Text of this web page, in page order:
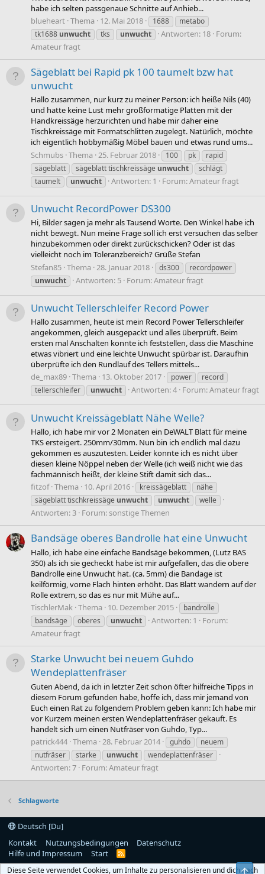
habe ich selten passgenaue Schnitte auf Anhieb...
blueheart Thema 12. Mai 2018 1688
metabo
tk1688 unwucht tks unwucht Antworten: 18 Forum:
Amateur fragt
Sägeblatt bei Rapid pk 100 taumelt bzw hat
unwucht
Hallo zusammen, nur kurz zu meiner Person: ich heiße Nils (40)
und hatte keine Lust mehr großformatige Platten mit der
Handkreissäge herzurichten und habe mir daher eine
Tischkreissäge mit Formatschlitten zugelegt. Natürlich, möchte
ich eigentlich hobbymäßig Möbel bauen und etwas rund ums...
Schmubs Thema 25. Februar 2018 100 pk
rapid
sägeblatt
sägeblatt tischkreissäge unwucht
schlägt
taumelt
unwucht Antworten: 1 Forum:Amateur fragt
Unwucht RecordPower DS300
Hi, Bilder sagen ja mehr als Tausend Worte. Den Winkel habe ich
nicht bewegt. Nun meine Frage soll ich erst versuchen das selber
hinzubekommen oder direkt zurückschicken? Oder ist das
vielleicht noch im Toleranzbereich? Grüße Stefan
Stefan85 Thema 28. Januar 2018 ds300
recordpower
unwucht
Antworten: 5 Forum:Amateur fragt
Unwucht Tellerschleifer Record Power
Hallo zusammen, heute ist mein Record Power Tellerschleifer
angekommen, gleich ausgepackt und alles überprüft. Beim
ersten mal Anschalten konnte ich feststellen, dass die Maschine
etwas vibriert und eine leichte Unwucht spürbar ist. Daraufhin
überprüfte ich den Rundlauf des Tellers mittels...
de_max89 Thema 13. Oktober 2017 power
record
tellerschleifer
unwucht Antworten: 4 Forum:Amateur fragt
Unwucht Kreissägeblatt Nähe Welle?
Hallo, ich habe mir vor 2 Monaten ein DeWALT Blatt für meine
TKS ersteigert. 250mm/30mm. Nun bin ich endlich mal dazu
gekommen es auszutesten. Leider konnte ich es nicht über
diesen kleine Nöppel neben der Welle (ich weiß nicht wie das
fachmännisch heißt, der kleine Stift damit sich das...
fitzof Thema 10. April 2016 kreissägeblatt
nähe
sägeblatt tischkreissäge unwucht unwucht welle
Antworten: 3 Forum:sonstige Themen
Bandsäge oberes Bandrolle hat eine Unwucht
Hallo, ich habe eine einfache Bandsäge bekommen, (Lutz BAS
350) als ich sie gecheckt habe ist mir aufgefallen, das die obere
Bandrolle eine Unwucht hat. (ca. 5mm) die Bandage ist
keilförmig, vorne Flach hinten erhöht. Das Blatt wandern auf der
Rolle extrem, so das es nur mit Mühe auf...
TischlerMak Thema 10. Dezember 2015
bandrolle
bandsäge
oberes unwucht Antworten: 1
Forum:
Amateur fragt
Starke Unwucht bei neuem Guhdo
Wendeplattenfräser
Guten Abend, da ich in letzter Zeit schon öfter hilfreiche Tipps in
diesem Forum gefunden habe, hoffe ich, dass mir jemand von
Euch einen Rat zu folgendem Problem geben kann: Ich habe mir
vor Kurzem meinen ersten Wendeplattenfräser gekauft. Es
handelt sich um einen Nutfräser von Guhdo, Typ...
patrick444 Thema 28. Februar 2014 guhdo
neuem
nutfräser
starke unwucht wendeplattenfräser
Antworten: 7 Forum:Amateur fragt
Schlagworte
Deutsch [Du]
Kontakt
Nutzungsbedingungen
Datenschutz
Hilfe und Impressum
Start
R
S
Diese Seite verwendet Cookies, um Inhalte zu personalisieren und dich nach